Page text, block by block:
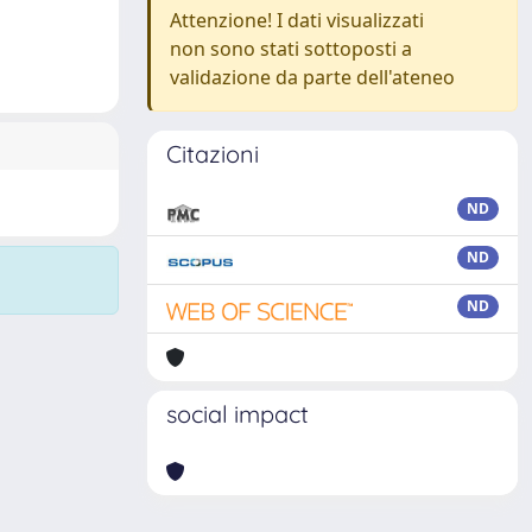
Attenzione! I dati visualizzati
non sono stati sottoposti a
validazione da parte dell'ateneo
Citazioni
ND
ND
ND
social impact